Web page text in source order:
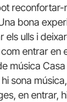
bona
els ulls i
entrar en
música
sona
en entrar,